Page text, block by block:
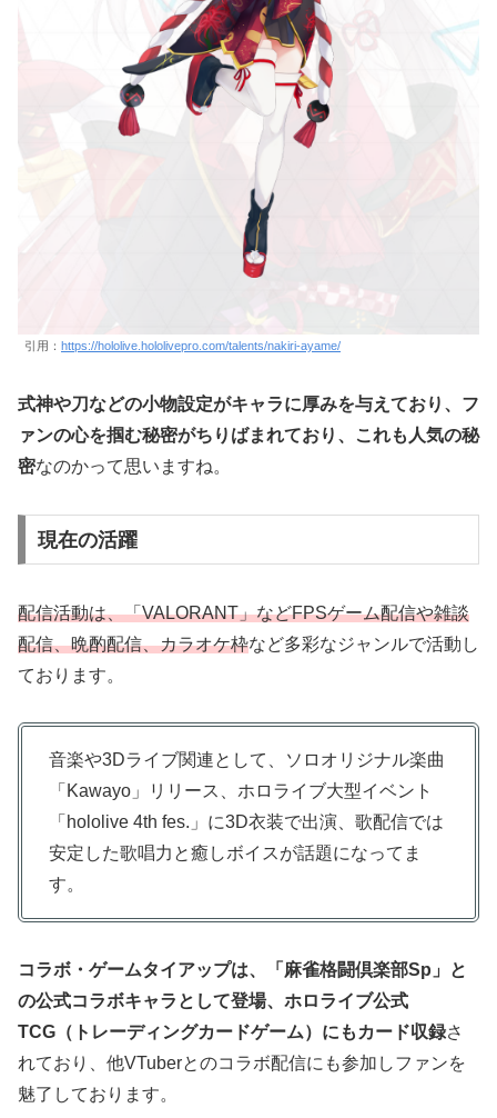
引用： https://hololive.hololivepro.com/talents/nakiri-ayame/
式神や刀などの小物設定がキャラに厚みを与えており、フ
ァンの心を掴む秘密がちりばまれており、これも人気の秘
密なのかって思いますね。
現在の活躍
配信活動は、「VALORANT」などFPSゲーム配信や雑談
配信、晩酌配信、カラオケ枠など多彩なジャンルで活動し
ております。
音楽や3Dライブ関連として、ソロオリジナル楽曲
「Kawayo」リリース、ホロライブ大型イベント
「hololive 4th fes.」に3D衣装で出演、歌配信では
安定した歌唱力と癒しボイスが話題になってま
す。
コラボ・ゲームタイアップは、「麻雀格闘倶楽部Sp」と
の公式コラボキャラとして登場、ホロライブ公式
TCG（トレーディングカードゲーム）にもカード収録さ
れており、他VTuberとのコラボ配信にも参加しファンを
魅了しております。